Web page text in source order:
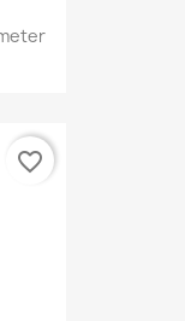
favorite_border